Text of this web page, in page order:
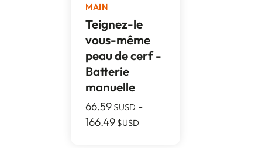
MAIN
Teignez-le
vous-même
peau de cerf -
Batterie
manuelle
66.59 $USD -
166.49 $USD